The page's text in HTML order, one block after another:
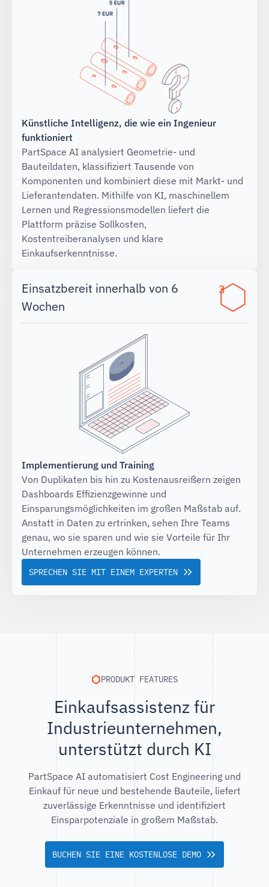
Künstliche Intelligenz, die wie ein Ingenieur
funktioniert
PartSpace AI analysiert Geometrie- und
Bauteildaten, klassifiziert Tausende von
Komponenten und kombiniert diese mit Markt- und
Lieferantendaten. Mithilfe von KI, maschinellem
Lernen und Regressionsmodellen liefert die
Plattform präzise Sollkosten,
Kostentreiberanalysen und klare
Einkaufserkenntnisse.
Einsatzbereit innerhalb von 6
Wochen
3
Implementierung und Training
Von Duplikaten bis hin zu Kostenausreißern zeigen
Dashboards Effizienzgewinne und
Einsparungsmöglichkeiten im großen Maßstab auf.
Anstatt in Daten zu ertrinken, sehen Ihre Teams
genau, wo sie sparen und wie sie Vorteile für Ihr
Unternehmen erzeugen können.
SPRECHEN SIE MIT EINEM EXPERTEN
PRODUKT FEATURES
Einkaufsassistenz für
Industrieunternehmen,
unterstützt durch KI
PartSpace AI automatisiert Cost Engineering und
Einkauf für neue und bestehende Bauteile, liefert
zuverlässige Erkenntnisse und identifiziert
Einsparpotenziale in großem Maßstab.
BUCHEN SIE EINE KOSTENLOSE DEMO